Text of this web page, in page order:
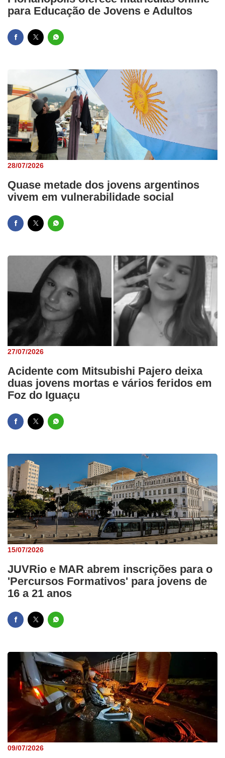
para Educação de Jovens e Adultos
28/07/2026
Quase metade dos jovens argentinos
vivem em vulnerabilidade social
27/07/2026
Acidente com Mitsubishi Pajero deixa
duas jovens mortas e vários feridos em
Foz do Iguaçu
15/07/2026
JUVRio e MAR abrem inscrições para o
'Percursos Formativos' para jovens de
16 a 21 anos
09/07/2026